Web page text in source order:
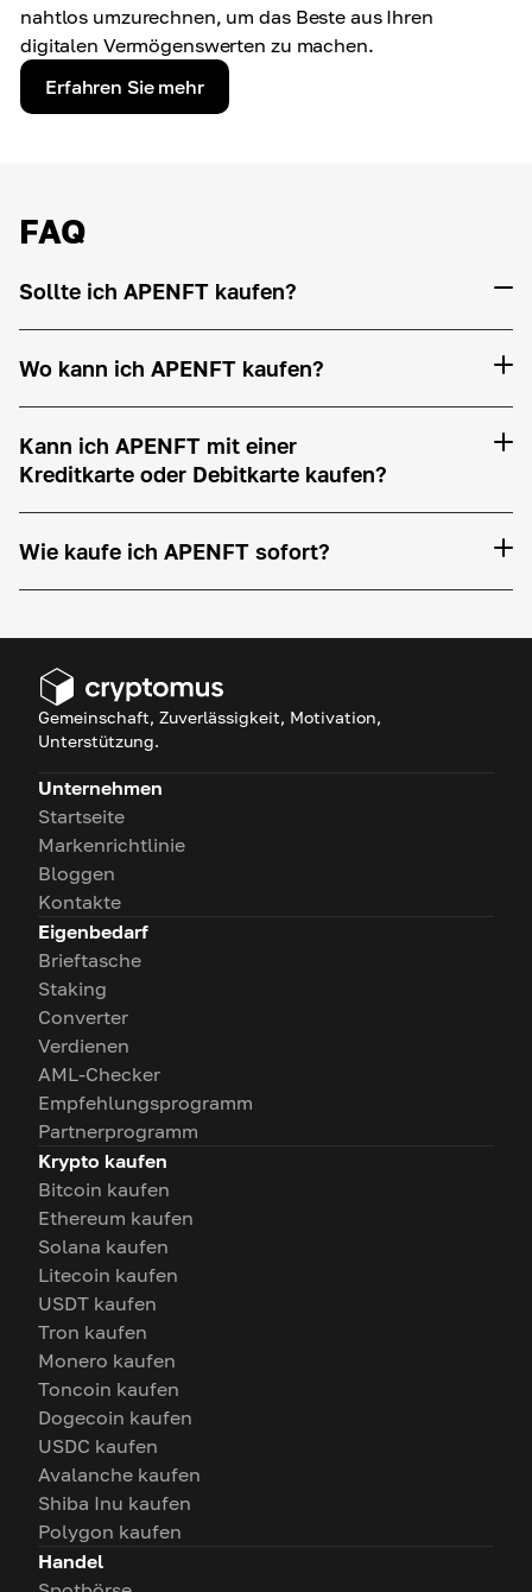
nahtlos umzurechnen, um das Beste aus Ihren
digitalen Vermögenswerten zu machen.
Erfahren Sie mehr
FAQ
Sollte ich APENFT kaufen?
Wo kann ich APENFT kaufen?
Kann ich APENFT mit einer
Kreditkarte oder Debitkarte kaufen?
Wie kaufe ich APENFT sofort?
Gemeinschaft, Zuverlässigkeit, Motivation,
Unterstützung.
Unternehmen
Startseite
Markenrichtlinie
Bloggen
Kontakte
Eigenbedarf
Brieftasche
Staking
Converter
Verdienen
AML-Checker
Empfehlungsprogramm
Partnerprogramm
Krypto kaufen
Bitcoin kaufen
Ethereum kaufen
Solana kaufen
Litecoin kaufen
USDT kaufen
Tron kaufen
Monero kaufen
Toncoin kaufen
Dogecoin kaufen
USDC kaufen
Avalanche kaufen
Shiba Inu kaufen
Polygon kaufen
Handel